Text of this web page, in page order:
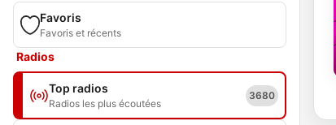
Favoris
Favoris et récents
Radios
Top radios
Radios les plus écoutées
3680